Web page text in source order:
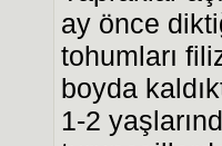
ay önce
tohumları
boyda
1-2